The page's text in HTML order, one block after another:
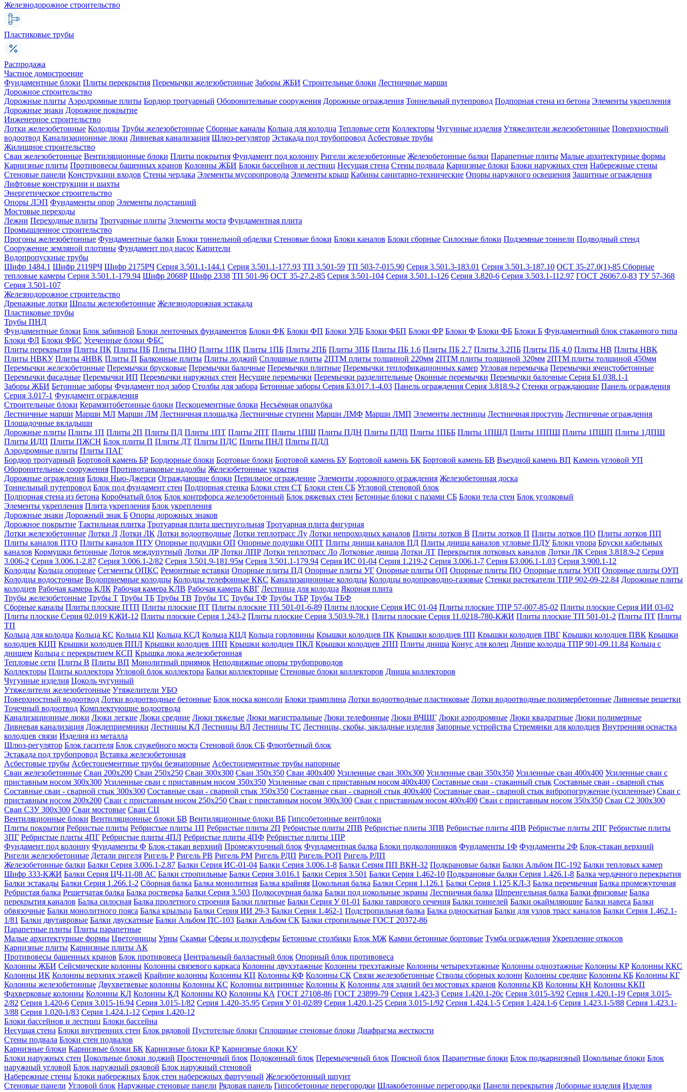
Железнодорожное строительство
Пластиковые трубы
Распродажа
Частное домостроение
Фундаментные блоки Плиты перекрытия Перемычки железобетонные Заборы ЖБИ Строительные блоки Лестничные марши
Дорожное строительство
Дорожные плиты Аэродромные плиты Бордюр тротуарный Оборонительные сооружения Дорожные ограждения Тоннельный путепровод Подпорная стена из бетона Элементы укрепления
Дорожные знаки Дорожное покрытие
Инженерное строительство
Лотки железобетонные Колодцы Трубы железобетонные Сборные каналы Кольца для колодца Тепловые сети Коллекторы Чугунные изделия Утяжелители железобетонные Поверхностный
водоотвод Канализационные люки Ливневая канализация Шлюз-регулятор Эстакада под трубопровод Асбестовые трубы
Жилищное строительство
Сваи железобетонные Вентиляционные блоки Плиты покрытия Фундамент под колонну Ригели железобетонные Железобетонные балки Парапетные плиты Малые архитектурные формы
Карнизные плиты Противовесы башенных кранов Колонны ЖБИ Блоки бассейнов и лестниц Несущая стена Стены подвала Карнизные блоки Блоки наружных стен Набережные стены
Стеновые панели Конструкции входов Стены чердака Элементы мусоропровода Элементы крыш Кабины санитарно-технические Опоры наружного освещения Защитные ограждения
Лифтовые конструкции и шахты
Энергетическое строительство
Опоры ЛЭП Фундаменты опор Элементы подстанций
Мостовые переходы
Лежни Переходные плиты Тротуарные плиты Элементы моста Фундаментная плита
Промышленное строительство
Прогоны железобетонные Фундаментные балки Блоки тоннельной обделки Стеновые блоки Блоки каналов Блоки сборные Силосные блоки Подземные тоннели Подводный стенд
Сооружение земляной плотины Фундамент под насос Капители
Водопропускные трубы
Шифр 1484.1 Шифр 2119РЧ Шифр 2175РЧ Серия 3.501.1-144.1 Серия 3.501.1-177.93 ТП 3.501-59 ТП 503-7-015.90 Серия 3.501.3-183.01 Серия 3.501.3-187.10 ОСТ 35-27.0(1)-85 Сборные
тепловые камеры Серия 3.501.1-179.94 Шифр 2068Р Шифр 2338 ТП 501-96 ОСТ 35-27.2-85 Серия 3.501-104 Серия 3.501.1-126 Серия 3.820-6 Серия 3.503.1-112.97 ГОСТ 26067.0-83 ТУ 57-368
Серия 3.501-107
Железнодорожное строительство
Дренажные лотки Шпалы железобетонные Железнодорожная эстакада
Пластиковые трубы
Трубы ПНД
Фундаментные блоки Блок забивной Блоки ленточных фундаментов Блоки ФК Блоки ФП Блоки УДБ Блоки ФБП Блоки ФР Блоки Ф Блоки ФБ Блоки Б Фундаментный блок стаканного типа
Блоки ФЛ Блоки ФБС Усеченные блоки ФБС
Плиты перекрытия Плиты ПК Плиты ПБ Плиты ПНО Плиты 1ПК Плиты 1ПБ Плиты 2ПБ Плиты 3ПБ Плиты ПБ 1.6 Плиты ПБ 2.7 Плиты 3.2ПБ Плиты ПБ 4.0 Плиты НВ Плиты НВК
Плиты НВКУ Плиты 4НВК Плиты П Балконные плиты Плиты лоджий Сплошные плиты 2ПТМ плиты толщиной 220мм 2ПТМ плиты толщиной 320мм 2ПТМ плиты толщиной 450мм
Перемычки железобетонные Перемычки брусковые Перемычки балочные Перемычки плитные Перемычки теплофикационных камер Угловая перемычка Перемычки ячеистобетонные
Перемычки фасадные Перемычки ИП Перемычки наружных стен Несущие перемычки Перемычки разделительные Оконные перемычки Перемычки балочные Серия Б1.038.1-1
Заборы ЖБИ Бетонные заборы Фундамент под забор Столбы для забора Бетонные заборы Серия Б3.017.1-4.03 Панель ограждения Серия 3.818.9-2 Стенки ограждающие Панель ограждения
Серия 3.017-1 Фундамент ограждения
Строительные блоки Керамзитобетонные блоки Пескоцементные блоки Несъёмная опалубка
Лестничные марши Марши МЛ Марши ЛМ Лестничная площадка Лестничные ступени Марши ЛМФ Марши ЛМП Элементы лестницы Лестничная проступь Лестничные ограждения
Площадочные вкладыши
Дорожные плиты Плиты 1П Плиты 2П Плиты ПД Плиты 1ПТ Плиты 2ПТ Плиты 1ПШ Плиты ПДН Плиты ПДП Плиты 1ПББ Плиты 1ПШД Плиты 1ППШ Плиты 1ПШП Плиты 1ДПШ
Плиты ИДП Плиты ПЖСН Блок плиты П Плиты ДТ Плиты ПДС Плиты ПНЛ Плиты ПДЛ
Аэродромные плиты Плиты ПАГ
Бордюр тротуарный Бортовой камень БР Бордюрные блоки Бортовые блоки Бортовой камень БУ Бортовой камень БК Бортовой камень БВ Въездной камень ВП Камень угловой УП
Оборонительные сооружения Противотанковые надолбы Железобетонные укрытия
Дорожные ограждения Блоки Нью-Джерси Ограждающие блоки Перильное ограждение Элементы дорожного ограждения Железобетонная доска
Тоннельный путепровод Блок под фундамент стен Подпорная стенка Блоки стен СТ Блоки стен СБ Угловой стеновой блок
Подпорная стена из бетона Коробчатый блок Блок контрфорса железобетонный Блок ряжевых стен Бетонные блоки с пазами СБ Блоки тела стен Блок уголковый
Элементы укрепления Плита укрепления Блок укрепления
Дорожные знаки Дорожный знак Б Опоры дорожных знаков
Дорожное покрытие Тактильная плитка Тротуарная плита шестиугольная Тротуарная плита фигурная
Лотки железобетонные Лотки Л Лотки ЛК Лотки водоотводные Лотки теплотрасс Лу Лотки непроходных каналов Плиты лотков В Плиты лотков П Плиты лотков ПО Плиты лотков ПП
Плиты каналов ПТО Плиты каналов ПТУ Опорные подушки ОП Опорные подушки ОПТ Плиты днища каналов ПД Плиты днища каналов угловые ПДУ Блоки упора Бруски кабельных
каналов Кормушки бетонные Лоток междупутный Лотки ЛР Лотки ЛПР Лотки теплотрасс Ло Лотковые днища Лотки ЛТ Перекрытия лотковых каналов Лотки ЛК Серия 3.818.9-2 Серия
3.006-2 Серия 3.006.1-2.87 Серия 3.006.1-2/82 Серия 3.501.9-181.95м Серия 3.501.1-179.94 Серия ИС 01-04 Серия 1.219-2 Серия 3.006.1-7 Серия Б3.006.1-1.03 Серия 3.900.1-12
Колодцы Кольца опорные Сегменты ОПКС Ремонтные вставки Опорные плиты ПД Опорные плиты УГ Опорные плиты ОП Опорные плиты ПО Опорные плиты УОП Опорные плиты ОУП
Колодцы водосточные Водоприемные колодцы Колодцы телефонные ККС Канализационные колодцы Колодцы водопроводно-газовые Стенки растекатели ТПР 902-09-22.84 Дорожные плиты
колодцев Рабочая камера КЛК Рабочая камера КЛВ Рабочая камера КВГ Лестница для колодца Якорная плита
Трубы железобетонные Трубы Т Трубы ТБ Трубы ТВ Трубы ТС Трубы ТФ Трубы ТБР Трубы ТБФ
Сборные каналы Плиты плоские ПТП Плиты плоские ПТ Плиты плоские ТП 501-01-6-89 Плиты плоские Серия ИС 01-04 Плиты плоские ТПР 57-007-85-02 Плиты плоские Серия ИИ 03-02
Плиты плоские Серия 02.019 КЖИ-12 Плиты плоские Серия 1.243-2 Плиты плоские Серия 3.503.9-78.1 Плиты плоские Серия 11.0218-780-КЖИ Плиты плоские ТП 501-01-2 Плиты ПТ Плиты
ТП
Кольца для колодца Кольца КС Кольца КЦ Кольца КСД Кольца КЦД Кольца горловины Крышки колодцев ПК Крышки колодцев ПП Крышки колодцев ПВГ Крышки колодцев ПВК Крышки
колодцев КЦП Крышки колодцев ППЛ Крышки колодцев 1ПП Крышки колодцев ПКЛ Крышки колодцев 2ПП Плиты днища Конус для колец Днище колодца ТПР 901-09.11.84 Кольца с
днищем Кольца с перекрытием КСП Крышка люка железобетонная
Тепловые сети Плиты В Плиты ВП Монолитный приямок Неподвижные опоры трубопроводов
Коллекторы Плиты коллектора Угловой блок коллектора Балки коллекторные Стеновые блоки коллекторов Днища коллекторов
Чугунные изделия Цоколь чугунный
Утяжелители железобетонные Утяжелители УБО
Поверхностный водоотвод Лотки водоотводные бетонные Блок носка консоли Блоки трамплина Лотки водоотводные пластиковые Лотки водоотводные полимербетонные Ливневые решетки
Точечный водоотвод Комплектующие водоотвода
Канализационные люки Люки легкие Люки средние Люки тяжелые Люки магистральные Люки телефонные Люки ВЧШГ Люки аэродромные Люки квадратные Люки полимерные
Ливневая канализация Дождеприемники Лестницы КЛ Лестницы ВЛ Лестницы ТС Лестницы, скобы, закладные изделия Запорные устройства Стремянки для колодцев Внутренняя оснастка
колодцев связи Изделия из металла
Шлюз-регулятор Блок гасителя Блок служебного моста Стеновой блок СБ Флютбетный блок
Эстакада под трубопровод Вставка железобетонная
Асбестовые трубы Асбестоцементные трубы безнапорные Асбестоцементные трубы напорные
Сваи железобетонные Сваи 200х200 Сваи 250х250 Сваи 300х300 Сваи 350х350 Сваи 400х400 Усиленные сваи 300х300 Усиленные сваи 350х350 Усиленные сваи 400х400 Усиленные сваи с
приставным носом 300х300 Усиленные сваи с приставным носом 350х350 Усиленные сваи с приставным носом 400х400 Составные сваи - стаканный стык Составные сваи - сварной стык
Составные сваи - сварной стык 300х300 Составные сваи - сварной стык 350х350 Составные сваи - сварной стык 400х400 Составные сваи - сварной стык вибропогружение (усиленные) Сваи с
приставным носом 200х200 Сваи с приставным носом 250х250 Сваи с приставным носом 300х300 Сваи с приставным носом 400х400 Сваи с приставным носом 350х350 Сваи С2 300х300
Сваи С3У 300х300 Сваи мостовые Сваи СЦ
Вентиляционные блоки Вентиляционные блоки БВ Вентиляционные блоки ВБ Гипсобетонные вентблоки
Плиты покрытия Ребристые плиты Ребристые плиты 1П Ребристые плиты 2П Ребристые плиты 2ПВ Ребристые плиты 3ПВ Ребристые плиты 4ПВ Ребристые плиты 2ПГ Ребристые плиты
3ПГ Ребристые плиты 4ПГ Ребристые плиты 4ПЛ Ребристые плиты 4ПФ Ребристые плиты 1ПР
Фундамент под колонну Фундаменты Ф Блок-стакан верхний Промежуточный блок Фундаментная балка Блоки подколонников Фундаменты 1Ф Фундаменты 2Ф Блок-стакан верхний
Ригели железобетонные Детали ригеля Ригель Р Ригель РВ Ригель РМ Ригель РДП Ригель РОП Ригель РЛП
Железобетонные балки Балки Серия 3.006.1-2.87 Балки Серия ИС-01-04 Балки Серия 3.006.1-8 Балки Серия ПП ВКН-32 Подкрановые балки Балки Альбом ПС-192 Балки тепловых камер
Шифр 333-КЖИ Балки Серия ЦЧ-11-08 АС Балки стропильные Балки Серия 3.016.1 Балки Серия 3.501 Балки Серия 1.462-10 Подкрановые балки Серия 1.426.1-8 Балка чердачного перекрытия
Балки эстакады Балки Серия 1.266.1-2 Сборная балка Балка монолитная Балка крайняя Цокольная балка Балки Серия 1.126.1 Балки Серия 1.125 КЛ-3 Балка перемычная Балка промежуточная
Ребристая балка Решетчатая балка Балка ростверка Балки Серия 3.503 Подкосоурная балка Балки под цокольные экраны Лестничная балка Шпренгельная балка Балки фризовые Балка
перекрытия каналов Балка силосная Балка пролетного строения Балки плитные Балки Серия У 01-01 Балки таврового сечения Балки тоннелей Балки окаймляющие Балки навеса Балки
обвязочные Балки монолитного пояса Балка крыльца Балки Серия ИИ 29-3 Балки Серия 1.462-1 Подстропильная балка Балка односкатная Балки для узлов трасс каналов Балки Серия 1.462.1-
1/81 Балки двутавровые Балки двускатные Балки Альбом ПС-103 Балки Альбом СК Балки стропильные ГОСТ 20372-86
Парапетные плиты Плиты парапетные
Малые архитектурные формы Цветочницы Урны Скамьи Сферы и полусферы Бетонные столбики Блок МЖ Камни бетонные бортовые Тумба ограждения Укрепление откосов
Карнизные плиты Карнизные плиты АК
Противовесы башенных кранов Блок противовеса Центральный балластный блок Опорный блок противовеса
Колонны ЖБИ Сейсмические колонны Колонны связевого каркаса Колонны двухэтажные Колонны трехэтажные Колонны четырехэтажные Колонны одноэтажные Колонны КР Колонны ККС
Колонны ИК Колонны верхних этажей Крайние колонны Колонны КП Колонны КФ Колонны СК Связи железобетонные Стволы сборных колонн Колонны средние Колонны КБ Колонны КГ
Колонны железобетонные Двухветвевые колонны Колонны КС Колонны витринные Колонны К Колонны для зданий без мостовых кранов Колонны КВ Колонны КН Колонны ККП
Фахверковые колонны Колонны КЛ Колонны КД Колонны КО Колонны КА ГОСТ 27108-86 ГОСТ 23899-79 Серия 1.423-3 Серия 1.420.1-20с Серия 3.015-3/92 Серия 1.420.1-19 Серия 3.015-
2/82 Серия 1.420-6 Серия 3.015-16.94 Серия 3.015-1/82 Серия 1.420-35.95 Серия У 01-02/89 Серия 1.420.1-25 Серия 3.015-1/92 Серия 1.424.1-5 Серия 1.424.1-6 Серия 1.423.1-5/88 Серия 1.423.1-
3/88 Серия 1.020-1/83 Серия 1.424.1-12 Серия 1.420-12
Блоки бассейнов и лестниц Блоки бассейна
Несущая стена Блоки внутренних стен Блок рядовой Пустотелые блоки Сплошные стеновые блоки Диафрагма жесткости
Стены подвала Блоки стен подвалов
Карнизные блоки Карнизные блоки БК Карнизные блоки КР Карнизные блоки КУ
Блоки наружных стен Цокольные блоки лоджий Простеночный блок Подоконный блок Перемычечный блок Поясной блок Парапетные блоки Блок подкарнизный Цокольные блоки Блок
наружный угловой Блок наружный рядовой Блок наружный стеновой
Набережные стены Блоки набережных Блок стен набережных фартучный Железобетонный шпунт
Стеновые панели Угловой блок Наружные стеновые панели Рядовая панель Гипсобетонные перегородки Шлакобетонные перегородки Панели перекрытия Доборные изделия Изделия